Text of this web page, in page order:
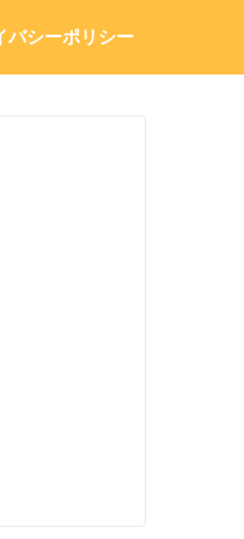
バシーポリシー